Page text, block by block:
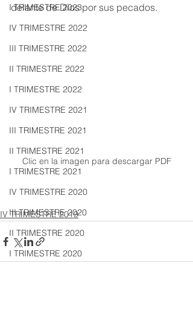
I TRIMESTRE 2023
IV TRIMESTRE 2022
III TRIMESTRE 2022
II TRIMESTRE 2022
I TRIMESTRE 2022
IV TRIMESTRE 2021
III TRIMESTRE 2021
II TRIMESTRE 2021
I TRIMESTRE 2021
IV TRIMESTRE 2020
III TRIMESTRE 2020
II TRIMESTRE 2020
I TRIMESTRE 2020
delante de Dios por sus pecados.
Clic en la imagen para descargar PDF
IV TRIMESTRE 2019